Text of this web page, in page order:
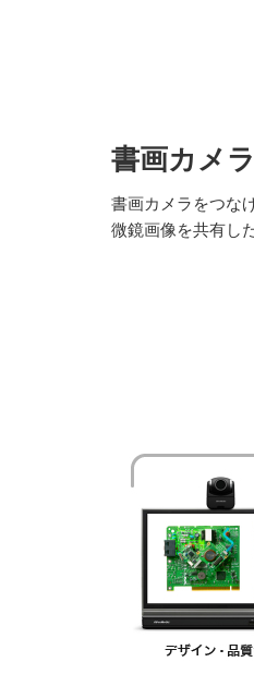
書画カメ
書画カメラをつな
微鏡画像を共有し